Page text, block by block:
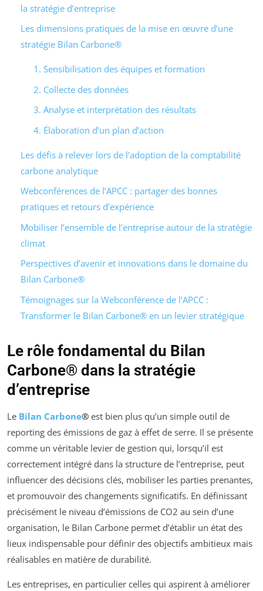
la stratégie d’entreprise
Les dimensions pratiques de la mise en œuvre d’une
stratégie Bilan Carbone®
1. Sensibilisation des équipes et formation
2. Collecte des données
3. Analyse et interprétation des résultats
4. Élaboration d’un plan d’action
Les défis à relever lors de l’adoption de la comptabilité
carbone analytique
Webconférences de l’APCC : partager des bonnes
pratiques et retours d’expérience
Mobiliser l’ensemble de l’entreprise autour de la stratégie
climat
Perspectives d’avenir et innovations dans le domaine du
Bilan Carbone®
Témoignages sur la Webconférence de l’APCC :
Transformer le Bilan Carbone® en un levier stratégique
Le rôle fondamental du Bilan
Carbone® dans la stratégie
d’entreprise
Le Bilan Carbone® est bien plus qu’un simple outil de
reporting des émissions de gaz à effet de serre. Il se présente
comme un véritable levier de gestion qui, lorsqu’il est
correctement intégré dans la structure de l’entreprise, peut
influencer des décisions clés, mobiliser les parties prenantes,
et promouvoir des changements significatifs. En définissant
précisément le niveau d’émissions de CO2 au sein d’une
organisation, le Bilan Carbone permet d’établir un état des
lieux indispensable pour définir des objectifs ambitieux mais
réalisables en matière de durabilité.
Les entreprises, en particulier celles qui aspirent à améliorer